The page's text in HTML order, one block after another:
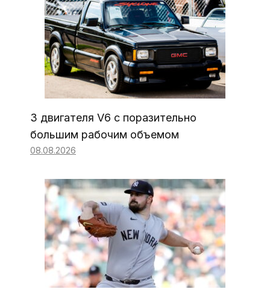
3 двигателя V6 с поразительно
большим рабочим объемом
08.08.2026